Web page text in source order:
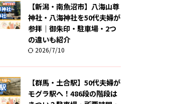
【新潟・南魚沼市】八海山尊
神社・八海神社を50代夫婦が
参拝｜御朱印・駐車場・2つ
の違いも紹介
2026/7/10
【群馬・土合駅】50代夫婦が
モグラ駅へ！486段の階段は